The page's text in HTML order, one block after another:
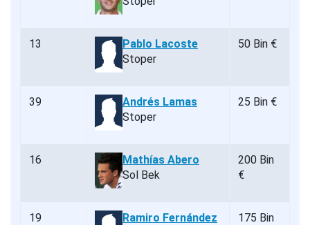
13
Pablo Lacoste
Stoper
50 Bin €
39
Andrés Lamas
Stoper
25 Bin €
16
Mathías Abero
Sol Bek
200 Bin
€
19
Ramiro Fernández
175 Bin